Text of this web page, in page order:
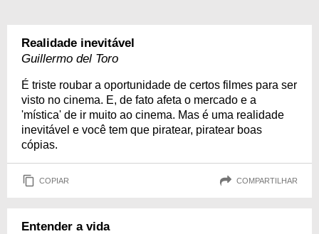
Realidade inevitável
Guillermo del Toro
É triste roubar a oportunidade de certos filmes para ser
visto no cinema. E, de fato afeta o mercado e a
'mística' de ir muito ao cinema. Mas é uma realidade
inevitável e você tem que piratear, piratear boas
cópias.
COPIAR COMPARTILHAR
Entender a vida